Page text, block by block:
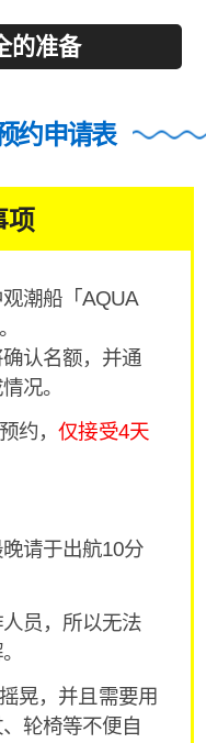
的准备
约申请表
项
潮船「AQUA
认名额，并通
况。
约，仅接受4天
请于出航10分
员，所以无法
晃，并且需要用
轮椅等不便自